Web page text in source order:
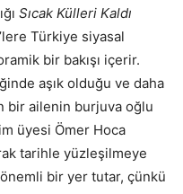
Sıcak Külleri Kaldı
Türkiye siyasal
bir bakışı içerir.
aşık olduğu ve daha
bir ailenin burjuva oğlu
üyesi Ömer Hoca
tarihle yüzleşilmeye
önemli bir yer tutar, çünkü